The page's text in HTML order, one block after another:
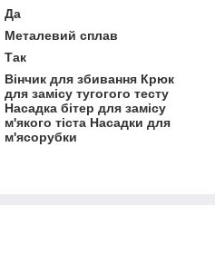
Да
Металевий сплав
Так
Вінчик для збивання Крюк
для замісу тугогого тесту
Насадка бітер для замісу
м'якого тіста Насадки для
м'ясорубки